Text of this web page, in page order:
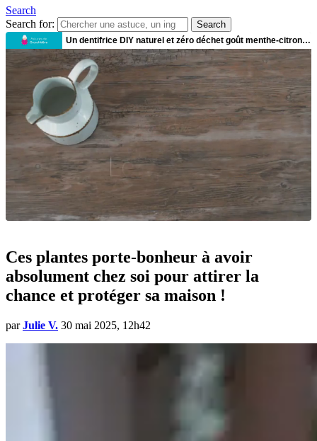
Search
Search for:
Search
Ces plantes porte-bonheur à avoir
absolument chez soi pour attirer la
chance et protéger sa maison !
par Julie V. 30 mai 2025, 12h42